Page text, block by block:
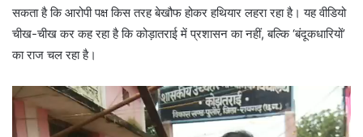
सकता है कि आरोपी पक्ष किस तरह बेखौफ होकर हथियार लहरा रहा है। यह वीडियो
चीख-चीख कर कह रहा है कि कोड़ातराई में प्रशासन का नहीं, बल्कि ‘बंदूकधारियों’
का राज चल रहा है।